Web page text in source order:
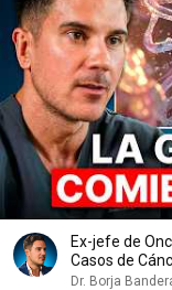
Ex-jefe de
Casos de
Dr. Borja